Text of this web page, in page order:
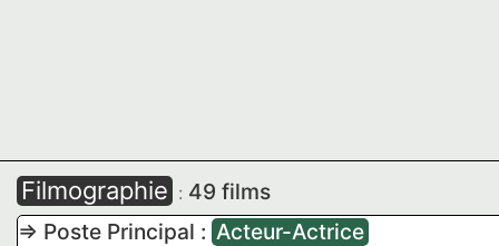
Filmographie : 49 films
=> Poste Principal : Acteur-Actrice